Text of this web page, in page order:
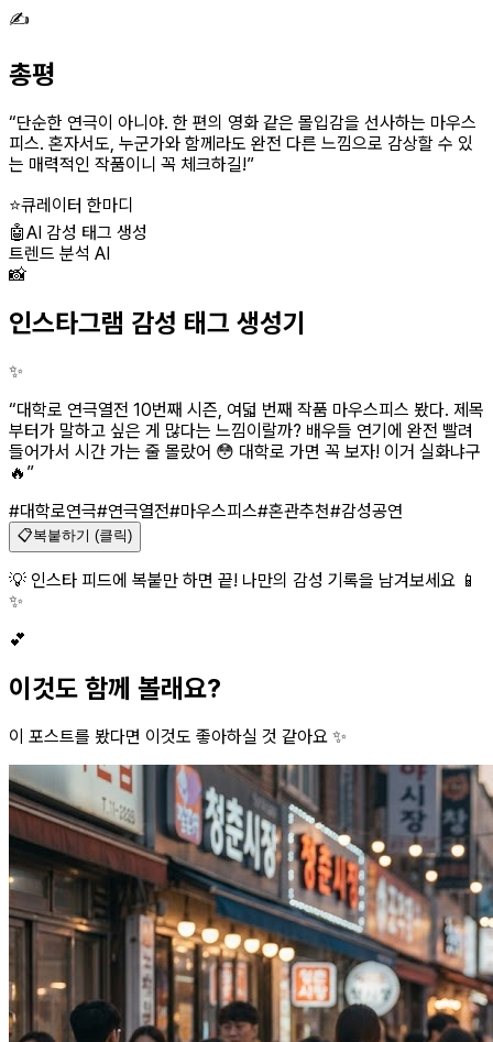
✍️
총평
“단순한 연극이 아니야. 한 편의 영화 같은 몰입감을 선사하는 마우스
피스. 혼자서도, 누군가와 함께라도 완전 다른 느낌으로 감상할 수 있
는 매력적인 작품이니 꼭 체크하길!”
⭐큐레이터 한마디
🤖AI 감성 태그 생성
트렌드 분석 AI
📸
인스타그램 감성 태그 생성기
✨
“대학로 연극열전 10번째 시즌, 여덟 번째 작품 마우스피스 봤다. 제목
부터가 말하고 싶은 게 많다는 느낌이랄까? 배우들 연기에 완전 빨려
들어가서 시간 가는 줄 몰랐어 😳 대학로 가면 꼭 보자! 이거 실화냐구
🔥 ”
#대학로연극#연극열전#마우스피스#혼관추천#감성공연
📋복붙하기 (클릭)
💡 인스타 피드에 복붙만 하면 끝! 나만의 감성 기록을 남겨보세요 📱
✨
💕
이것도 함께 볼래요?
이 포스트를 봤다면 이것도 좋아하실 것 같아요 ✨